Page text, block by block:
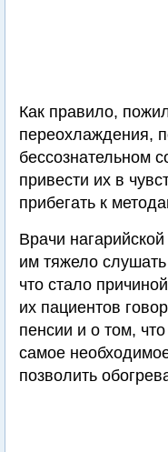
Как правило,
переохлаждения,
бессознательном
привести их в
прибегать к
Врачи
им тяжело
что стало
их пациентов
пенсии и о том,
самое
позволить